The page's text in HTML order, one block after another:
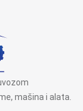
mašina i alata.